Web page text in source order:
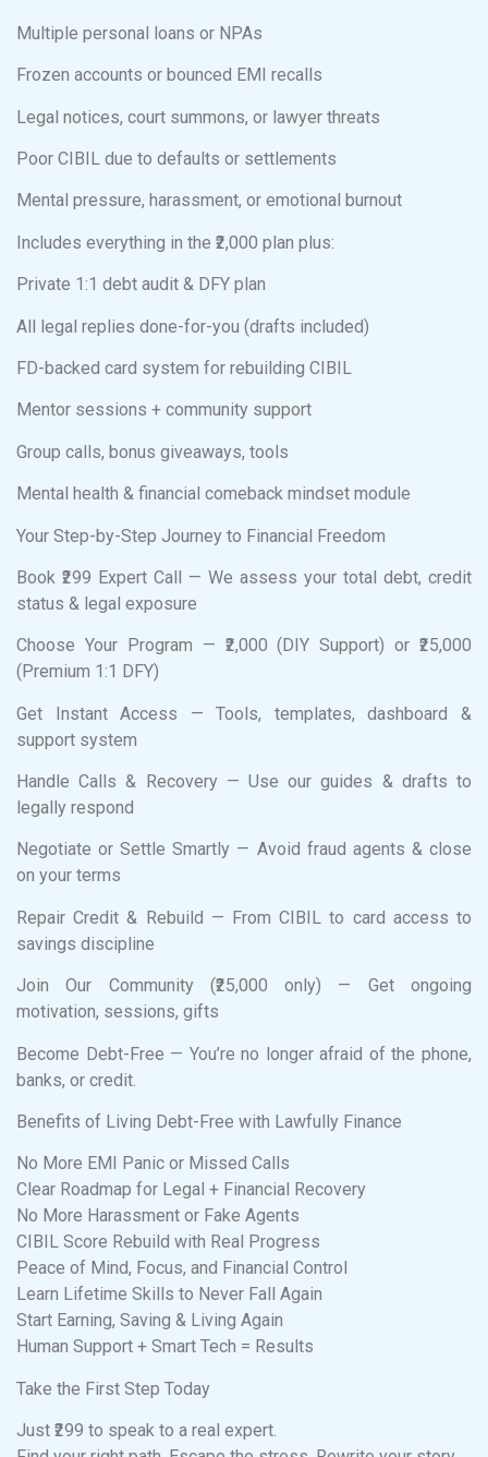
Multiple personal loans or NPAs
Frozen accounts or bounced EMI recalls
Legal notices, court summons, or lawyer threats
Poor CIBIL due to defaults or settlements
Mental pressure, harassment, or emotional burnout
Includes everything in the ₹2,000 plan plus:
Private 1:1 debt audit & DFY plan
All legal replies done-for-you (drafts included)
FD-backed card system for rebuilding CIBIL
Mentor sessions + community support
Group calls, bonus giveaways, tools
Mental health & financial comeback mindset module
Your Step-by-Step Journey to Financial Freedom
Book ₹299 Expert Call — We assess your total debt, credit
status & legal exposure
Choose Your Program — ₹2,000 (DIY Support) or ₹25,000
(Premium 1:1 DFY)
Get Instant Access — Tools, templates, dashboard &
support system
Handle Calls & Recovery — Use our guides & drafts to
legally respond
Negotiate or Settle Smartly — Avoid fraud agents & close
on your terms
Repair Credit & Rebuild — From CIBIL to card access to
savings discipline
Join Our Community (₹25,000 only) — Get ongoing
motivation, sessions, gifts
Become Debt-Free — You’re no longer afraid of the phone,
banks, or credit.
Benefits of Living Debt-Free with Lawfully Finance
No More EMI Panic or Missed Calls
Clear Roadmap for Legal + Financial Recovery
No More Harassment or Fake Agents
CIBIL Score Rebuild with Real Progress
Peace of Mind, Focus, and Financial Control
Learn Lifetime Skills to Never Fall Again
Start Earning, Saving & Living Again
Human Support + Smart Tech = Results
Take the First Step Today
Just ₹299 to speak to a real expert.